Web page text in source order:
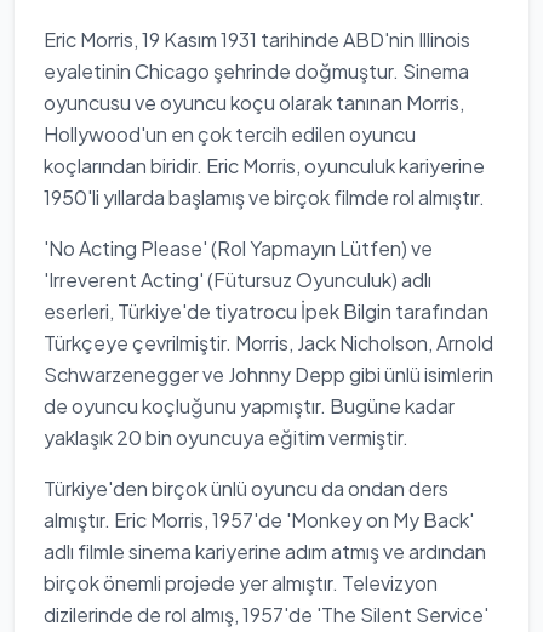
Eric Morris, 19 Kasım 1931 tarihinde ABD'nin Illinois
eyaletinin Chicago şehrinde doğmuştur. Sinema
oyuncusu ve oyuncu koçu olarak tanınan Morris,
Hollywood'un en çok tercih edilen oyuncu
koçlarından biridir. Eric Morris, oyunculuk kariyerine
1950'li yıllarda başlamış ve birçok filmde rol almıştır.
'No Acting Please' (Rol Yapmayın Lütfen) ve
'Irreverent Acting' (Fütursuz Oyunculuk) adlı
eserleri, Türkiye'de tiyatrocu İpek Bilgin tarafından
Türkçeye çevrilmiştir. Morris, Jack Nicholson, Arnold
Schwarzenegger ve Johnny Depp gibi ünlü isimlerin
de oyuncu koçluğunu yapmıştır. Bugüne kadar
yaklaşık 20 bin oyuncuya eğitim vermiştir.
Türkiye'den birçok ünlü oyuncu da ondan ders
almıştır. Eric Morris, 1957'de 'Monkey on My Back'
adlı filmle sinema kariyerine adım atmış ve ardından
birçok önemli projede yer almıştır. Televizyon
dizilerinde de rol almış, 1957'de 'The Silent Service'